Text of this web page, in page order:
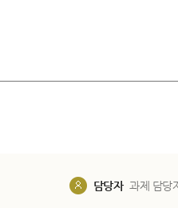
담당자 과제 담당